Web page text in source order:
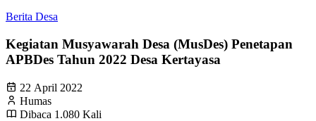
Berita Desa
Kegiatan Musyawarah Desa (MusDes) Penetapan
APBDes Tahun 2022 Desa Kertayasa
22 April 2022
Humas
Dibaca 1.080 Kali